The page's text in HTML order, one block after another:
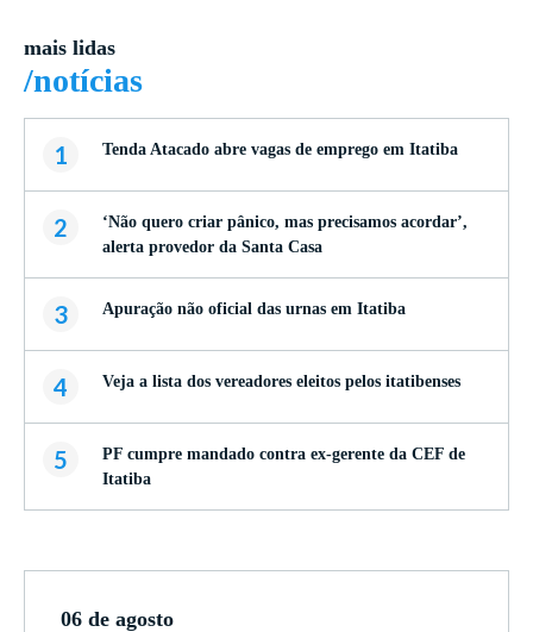
mais lidas
/notícias
1 Tenda Atacado abre vagas de emprego em Itatiba
2
‘Não quero criar pânico, mas precisamos acordar’,
alerta provedor da Santa Casa
3 Apuração não oficial das urnas em Itatiba
4 Veja a lista dos vereadores eleitos pelos itatibenses
5
PF cumpre mandado contra ex-gerente da CEF de
Itatiba
06 de agosto